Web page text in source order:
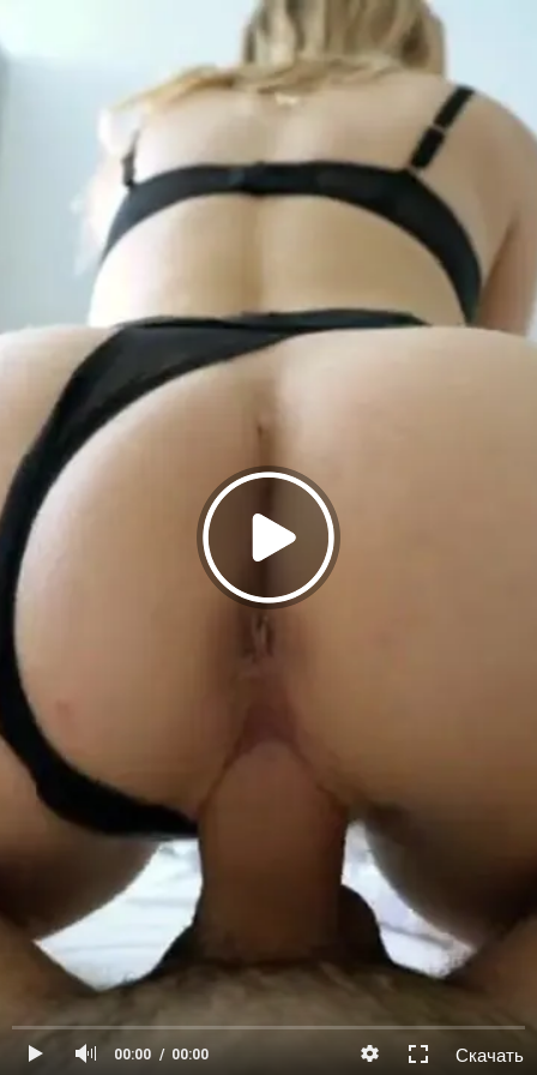
00:00 00:00 Скачать